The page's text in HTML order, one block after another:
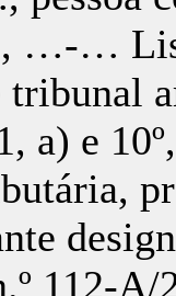
…
tribunal
a) e
112-